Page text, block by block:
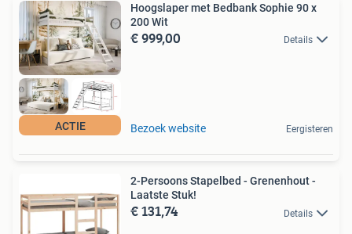
ACTIE
Hoogslaper met Bedbank Sophie 90 x
200 Wit
€ 999,00 Details
Bezoek website Eergisteren
2-Persoons Stapelbed - Grenenhout -
Laatste Stuk!
€ 131,74 Details